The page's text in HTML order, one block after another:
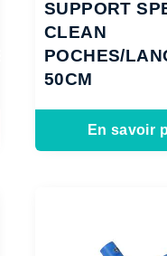
SUPPORT
CLEAN
POCHES/
50CM
En savoir